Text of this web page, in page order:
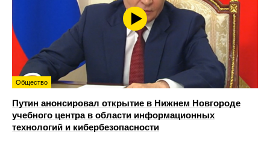
Общество
Путин анонсировал открытие в Нижнем Новгороде
учебного центра в области информационных
технологий и кибербезопасности